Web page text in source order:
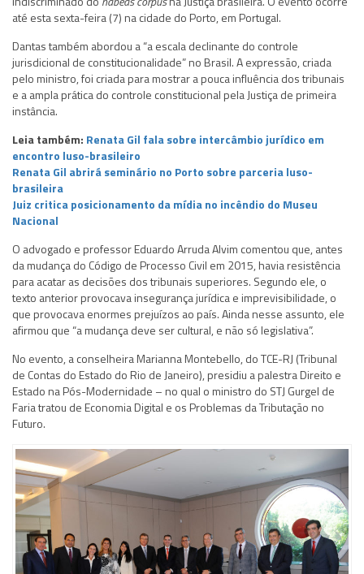
até esta sexta-feira (7) na cidade do Porto, em Portugal.
Dantas também abordou a “a escala declinante do controle
jurisdicional de constitucionalidade” no Brasil. A expressão, criada
pelo ministro, foi criada para mostrar a pouca influência dos tribunais
e a ampla prática do controle constitucional pela Justiça de primeira
instância.
Leia também: Renata Gil fala sobre intercâmbio jurídico em
encontro luso-brasileiro
Renata Gil abrirá seminário no Porto sobre parceria luso-
brasileira
Juiz critica posicionamento da mídia no incêndio do Museu
Nacional
O advogado e professor Eduardo Arruda Alvim comentou que, antes
da mudança do Código de Processo Civil em 2015, havia resistência
para acatar as decisões dos tribunais superiores. Segundo ele, o
texto anterior provocava insegurança jurídica e imprevisibilidade, o
que provocava enormes prejuízos ao país. Ainda nesse assunto, ele
afirmou que “a mudança deve ser cultural, e não só legislativa”.
No evento, a conselheira Marianna Montebello, do TCE-RJ (Tribunal
de Contas do Estado do Rio de Janeiro), presidiu a palestra Direito e
Estado na Pós-Modernidade – no qual o ministro do STJ Gurgel de
Faria tratou de Economia Digital e os Problemas da Tributação no
Futuro.